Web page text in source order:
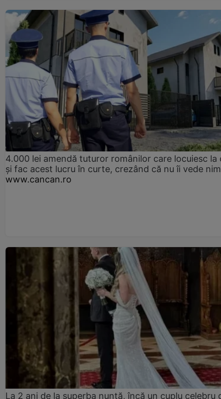
4.000 lei amendă tuturor românilor care locuiesc la
și fac acest lucru în curte, crezând că nu îi vede
www.cancan.ro
La 2 ani de la superba nuntă, încă un cuplu celebru